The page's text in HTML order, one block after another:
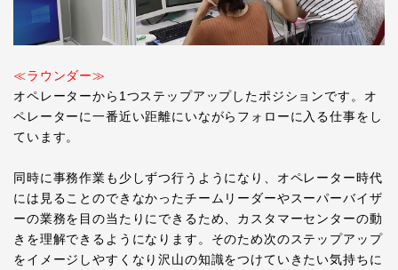
≪ラウンダー≫
オペレーターから1つステップアップしたポジションです。オ
ペレーターに一番近い距離にいながらフォローに入る仕事をし
ています。
同時に事務作業も少しずつ行うようになり、オペレーター時代
には見ることのできなかったチームリーダーやスーパーバイザ
ーの業務を目の当たりにできるため、カスタマーセンターの動
きを理解できるようになります。そのため次のステップアップ
をイメージしやすくなり沢山の知識をつけていきたい気持ちに